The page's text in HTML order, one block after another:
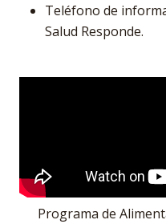
Teléfono de
Salud Responde.
Programa de